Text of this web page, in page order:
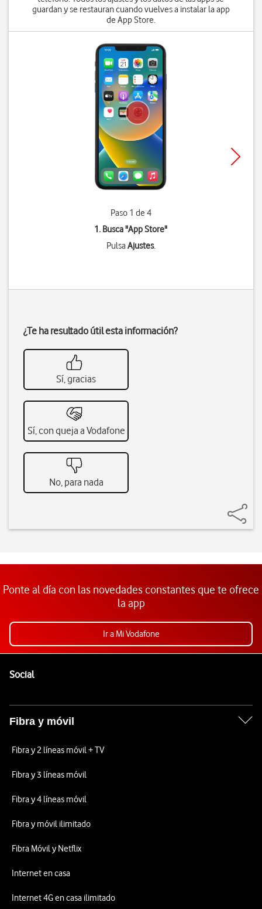
guardan y se restauran cuando vuelves a instalar la app
de App Store.
Paso 1 de 4
1. Busca "App Store"
PulsaAjustes.
¿Te ha resultado útil esta información?
Sí, gracias
Sí, con queja a Vodafone
No, para nada
Ponte al día con las novedades constantes que te ofrece
la app
Ir a Mi Vodafone
SocialEnlaces a las redes sociales de Vodafone
Fibra y móvil
Fibra y 2 líneas móvil + TV
Fibra y 3 líneas móvil
Fibra y 4 líneas móvil
Fibra y móvil ilimitado
Fibra Móvil y Netflix
Internet en casa
Internet 4G en casa ilimitado